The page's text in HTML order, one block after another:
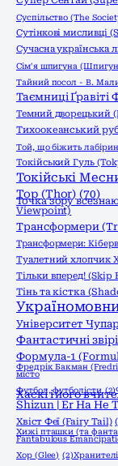
Суспільство (The
Сутінкові мисливці
Сучасна українська
Сім'я шпигуна
Тайний посол - В.
Таємниці
Темний дворецький
Тихоокеанський
Той, що біжить
Токійський Гуль
Токійські
Тор (Thor) (70)
Точка зору
Viewpoint)
Трансформери
Трансформери:
Туалетний хлопчик
Тільки вперед! (Skip
Тінь та кістка
Університет
Фантастичні
Формула-1
Фредрік Бакман
місто
Футбол, футболісти (2)
Хаскі і його
Shizun | Er Ha He
Хвіст Феї (Fairy Tail)
Хижі пташки (та
Fantabulous
Хор (Glee) (2)